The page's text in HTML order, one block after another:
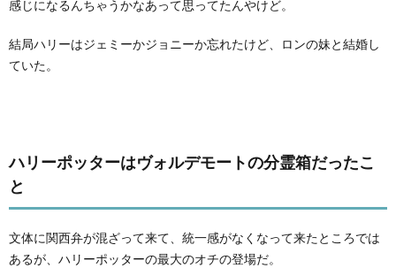
感じになるんちゃうかなあって思ってたんやけど。
結局ハリーはジェミーかジョニーか忘れたけど、ロンの妹と結婚し
ていた。
ハリーポッターはヴォルデモートの分霊箱だったこ
と
文体に関西弁が混ざって来て、統一感がなくなって来たところでは
あるが、ハリーポッターの最大のオチの登場だ。